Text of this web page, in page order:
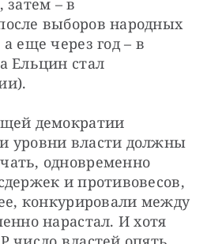
затем – в
выборов народных
еще через год – в
Ельцин стал
демократии
уровни власти должны
одновременно
и противовесов,
конкурировали между
нарастал. И хотя